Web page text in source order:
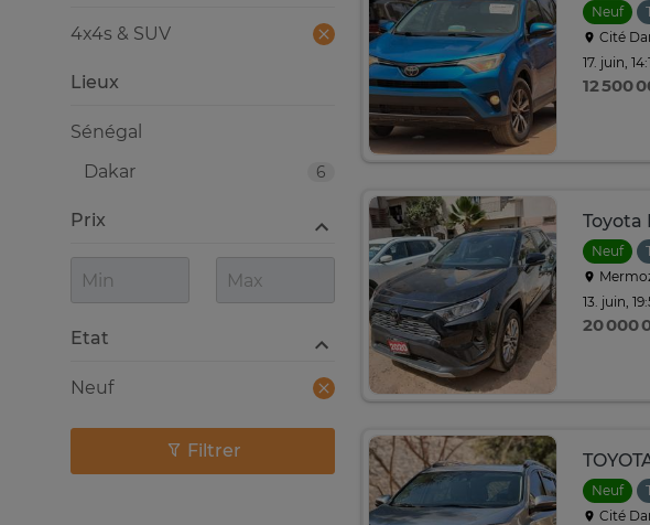
Neuf
Cité
17. juin,
12 500
Toyota
Neuf
13. juin,
20 000
Neuf
Cité
Lieux
Sénégal
6
Dakar
Prix
Etat
Neuf
4x4s & SUV
Filtrer